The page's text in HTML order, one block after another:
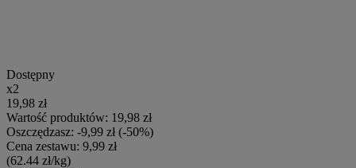
Dostępny
x2
19,98 zł
Wartość produktów: 19,98 zł
Oszczędzasz: -9,99 zł (-50%)
Cena zestawu: 9,99 zł
(62.44 zł/kg)